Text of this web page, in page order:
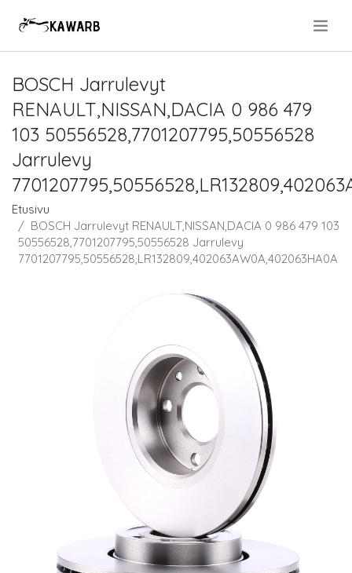
BOSCH Jarrulevyt
RENAULT,NISSAN,DACIA 0 986 479
103 50556528,7701207795,50556528
Jarrulevy
Etusivu
BOSCH Jarrulevyt RENAULT,NISSAN,DACIA 0 986 479 103
50556528,7701207795,50556528 Jarrulevy
7701207795,50556528,LR132809,402063AW0A,402063HA0A